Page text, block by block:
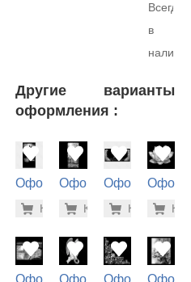
Всегда
в
Другие варианты
оформления :
Оформление
(72-254)
-7% 3.700
Купить
Оформление
(71-742)
-7%
Купить
Оформление
(73-168)
-
Купить(71-
ОформлениеОформлениеОформление